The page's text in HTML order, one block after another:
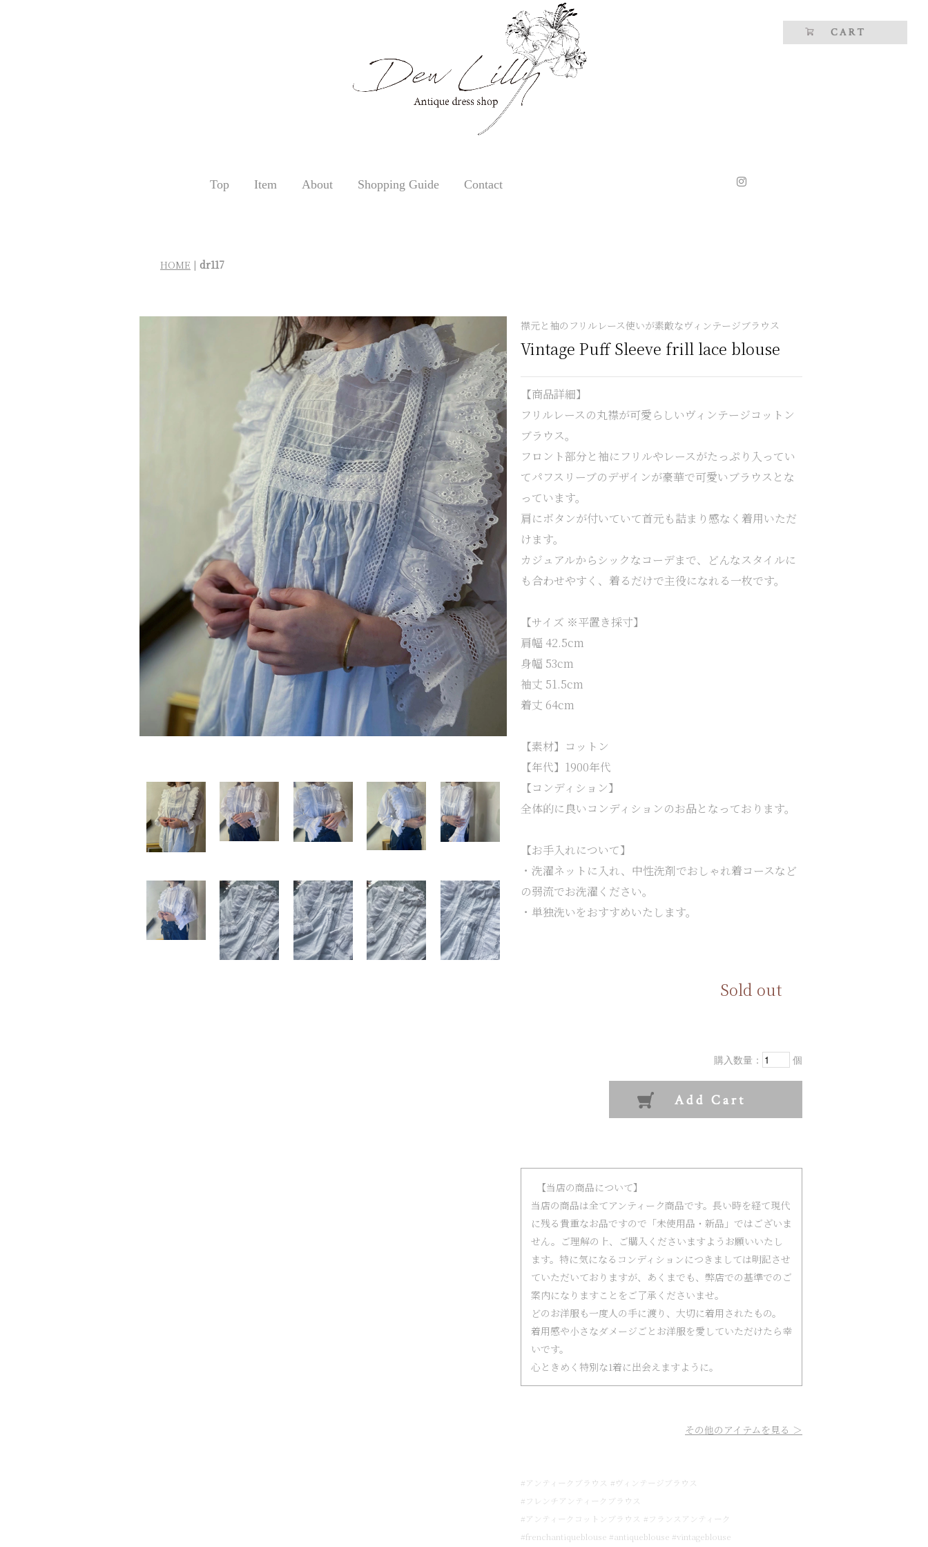
Top Item About Shopping Guide Contact
HOME | dr117
襟元と袖のフリルレース使いが素敵なヴィンテージブラウス
Vintage Puff Sleeve frill lace blouse
【商品詳細】
フリルレースの丸襟が可愛らしいヴィンテージコットン
ブラウス。
フロント部分と袖にフリルやレースがたっぷり入ってい
てパフスリーブのデザインが豪華で可愛いブラウスとな
っています。
肩にボタンが付いていて首元も詰まり感なく着用いただ
けます。
カジュアルからシックなコーデまで、どんなスタイルに
も合わせやすく、着るだけで主役になれる一枚です。
【サイズ ※平置き採寸】
肩幅 42.5cm
身幅 53cm
袖丈 51.5cm
着丈 64cm
【素材】コットン
【年代】1900年代
【コンディション】
全体的に良いコンディションのお品となっております。
【お手入れについて】
・洗濯ネットに入れ、中性洗剤でおしゃれ着コースなど
の弱流でお洗濯ください。
・単独洗いをおすすめいたします。
Sold out
購入数量： 個
【当店の商品について】
当店の商品は全てアンティーク商品です。長い時を経て現代
に残る貴重なお品ですので「未使用品・新品」ではございま
せん。ご理解の上、ご購入くださいますようお願いいたし
ます。特に気になるコンディションにつきましては明記させ
ていただいておりますが、あくまでも、弊店での基準でのご
案内になりますことをご了承くださいませ。
どのお洋服も一度人の手に渡り、大切に着用されたもの。
着用感や小さなダメージごとお洋服を愛していただけたら幸
いです。
心ときめく特別な1着に出会えますように。
その他のアイテムを見る ＞
#アンティークブラウス #ヴィンテージブラウス
#フレンチアンティークブラウス
#アンティークコットンブラウス #フランスアンティーク
#frenchantiqueblouse #antiqueblouse #vintageblouse